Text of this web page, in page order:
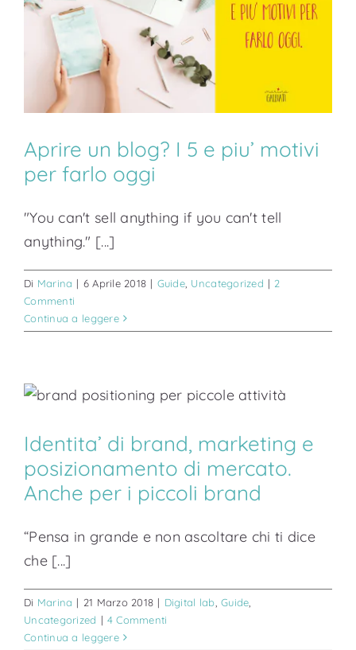
Aprire un blog? I 5 e piu’ motivi
per farlo oggi
"You can't sell anything if you can't tell
anything." [...]
Di Marina | 6 Aprile 2018 | Guide, Uncategorized | 2
Commenti
Continua a leggere
Identita’ di brand, marketing e
posizionamento di mercato.
Anche per i piccoli brand
“Pensa in grande e non ascoltare chi ti dice
che [...]
Di Marina | 21 Marzo 2018 | Digital lab ,Guide
Uncategorized | 4 Commenti
Continua a leggere